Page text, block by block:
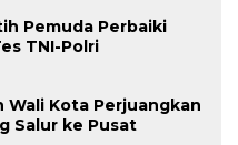
Pemuda Perbaiki
TNI-Polri
Wali Kota Perjuangkan
Salur ke Pusat